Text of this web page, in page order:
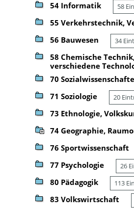
54 Informatik 58
55 Verkehrstechnik,
56 Bauwesen 34
58 Chemische
verschiedene
70
71 Soziologie 20
73 Ethnologie,
74 Geographie,
76 Sportwissenschaft
77 Psychologie 26
80 Pädagogik 113
83 Volkswirtschaft